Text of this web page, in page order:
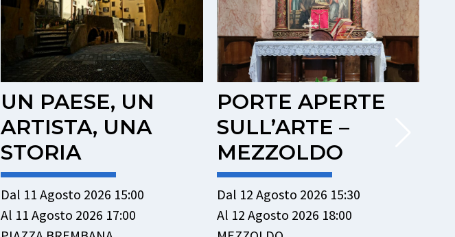
PORTE APERTE
SULL’ARTE –
MEZZOLDO
Dal 12 Agosto 2026 15:30
Al 12 Agosto 2026 18:00
PORTE APERTE
SULL’ARTE –
OLMO AL
BREMBO
Dal 12 Agosto 2026 15:30